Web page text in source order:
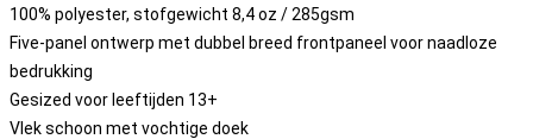
100% polyester, stofgewicht 8,4 oz / 285gsm
Five-panel ontwerp met dubbel breed frontpaneel voor naadloze
bedrukking
Gesized voor leeftijden 13+
Vlek schoon met vochtige doek